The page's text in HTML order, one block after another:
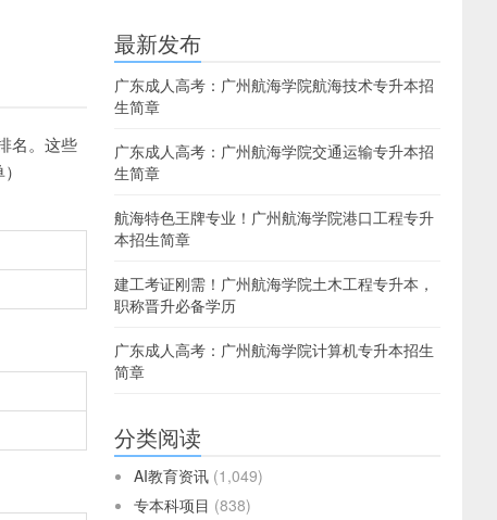
名。这些
最新发布
广东成人高考：广州航海学院航海技术专升本招
生简章
广东成人高考：广州航海学院交通运输专升本招
生简章
航海特色王牌专业！广州航海学院港口工程专升
本招生简章
建工考证刚需！广州航海学院土木工程专升本，
职称晋升必备学历
广东成人高考：广州航海学院计算机专升本招生
简章
分类阅读
AI教育资讯 (1,049)
专本科项目 (838)